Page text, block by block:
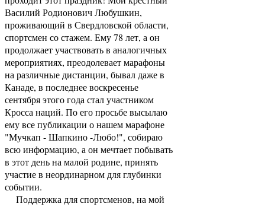
Василий Родионович Любушкин,
проживающий в Свердловской области,
спортсмен со стажем. Ему 78 лет, а он
продолжает участвовать в аналогичных
мероприятиях, преодолевает марафоны
на различные дистанции, бывал даже в
Канаде, в последнее воскресенье
сентября этого года стал участником
Кросса наций. По его просьбе высылаю
ему все публикации о нашем марафоне
"Мучкап - Шапкино -Любо!", собираю
всю информацию, а он мечтает побывать
в этот день на малой родине, принять
участие в неординарном для глубинки
событии.
Поддержка для спортсменов, на мой